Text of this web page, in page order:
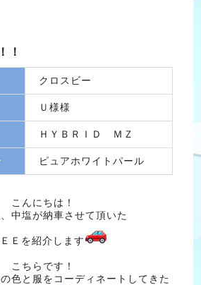
！
クロスビー
Ｕ様様
ＨＹＢＲＩＤ ＭＺ
ピュアホワイトパール
こんにちは！
中塩が納車させて頂いた
Ｅを紹介します
こちらです！
色と服をコーディネートしてきた